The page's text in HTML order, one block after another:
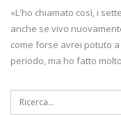
«L'ho chiamato così, i
anche se vivo
come forse avrei potuto
periodo, ma ho fatto